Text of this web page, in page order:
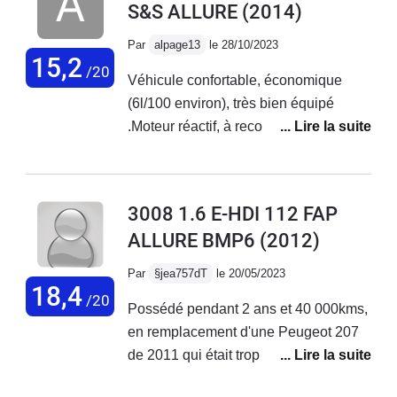
bien.Par contre : les feux de
(voir plus bas)Quel dommage pour un
bon véhicule !
15,2 /20
S&S ALLURE (2014)
Par alpage13 le 28/10/2023
Véhicule confortable, économique
(6l/100 environ), très bien équipé
.Moteur réactif, à recommander !
18,4/20
3008 1.6 E-HDI 112 FAP
ALLURE BMP6 (2012)
Par §jea757dT le 20/05/2023
Possédé pendant 2 ans et 40 000kms,
en remplacement d'une Peugeot 207
de 2011 qui était trop petite de coffre,